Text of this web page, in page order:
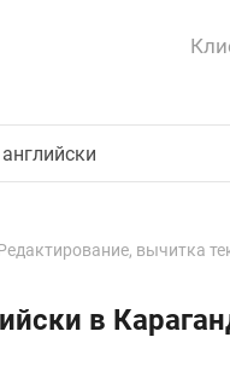
вычитка
в